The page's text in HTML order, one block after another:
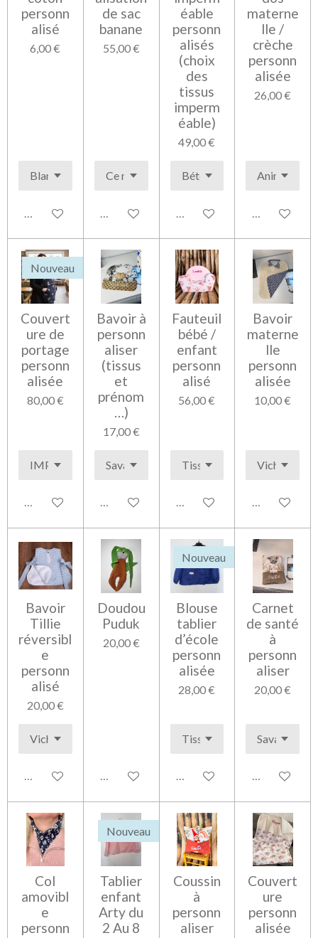
personn
alisé
6,00 €
Voir les détails
de sac
banane
55,00 €
Voir les détails
éable
personn
alisés
(choix
des
tissus
imperm
éable)
49,00 €
Voir les détails
materne
lle /
crèche
personn
alisée
26,00 €
Voir les
Nouveau
Couvert
ure de
portage
personn
alisée
80,00 €
Voir les détails
Bavoir à
personn
aliser
(tissus
et
prénom
…)
17,00 €
Voir les détails
Fauteuil
bébé /
enfant
personn
alisé
56,00 €
Voir les détails
Bavoir
materne
lle
personn
alisée
10,00 €
Voir les
Bavoir
Tillie
réversibl
e
personn
alisé
20,00 €
Voir les détails
Doudou
Puduk
20,00 €
Ajouter au panier
Nouveau
Blouse
tablier
d’école
personn
alisée
28,00 €
Voir les détails
Carnet
de santé
à
personn
aliser
20,00 €
Voir les
Col
amovibl
e
personn
Nouveau
Tablier
enfant
Arty du
2 Au 8
Coussin
à
personn
aliser
Couvert
ure
personn
alisée